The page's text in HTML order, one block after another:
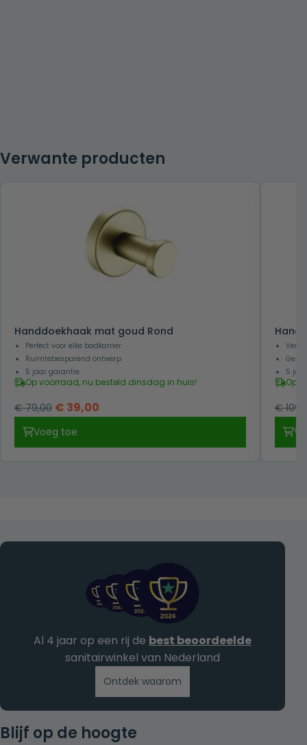
Verwante producten
Handdoekhaak mat goud Rond
Perfect voor elke badkamer
Ruimtebesparend ontwerp
5 jaar garantie
Op voorraad, nu besteld dinsdag in huis!
€79,00 Oorspronkelijke
was:
€ 79,00.
€ 39,00
€ 39,00.
Voeg toe
5
Op
€
Blijf op de hoogte
Al 4 jaar op een rij de best beoordeelde
sanitairwinkel van Nederland
Ontdek waarom